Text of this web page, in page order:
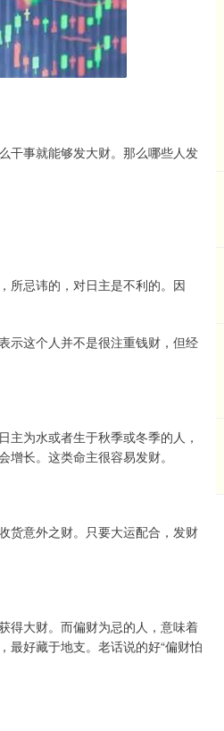
干事就能够发大财。那么哪些人发
所忌讳的，对日主是不利的。因
示这个人并不是很注重钱财，但经
为水或者生于秋季或冬季的人，
长。这类命主很容易发财。
货意外之财。只要大运配合，发财
得大财。而偏财为忌的人，意味着
最好藏于地支。老话说的好“偏财怕